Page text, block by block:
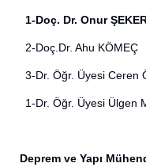
1-Doç. Dr. Onur
2-Doç.Dr. Ahu KÖMEÇ
3-Dr. Öğr. Üyesi Ceren
1-Dr. Öğr. Üyesi Ülgen
Deprem ve Yapı